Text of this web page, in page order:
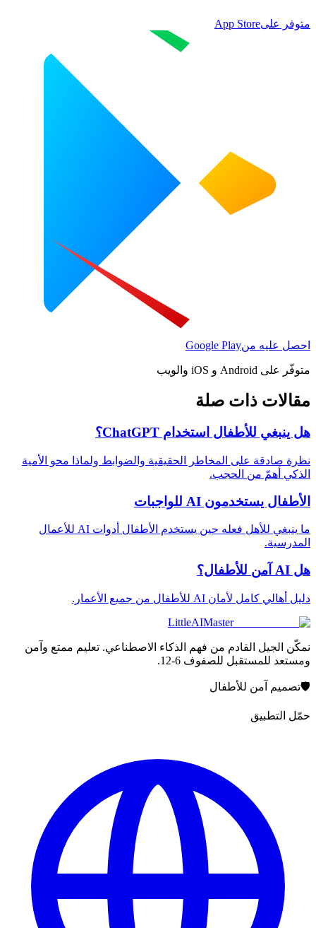
متوفر علىApp Store
احصل عليه منGoogle Play
متوفّر على Android و iOS والويب
مقالات ذات صلة
هل ينبغي للأطفال استخدام ChatGPT؟
نظرة صادقة على المخاطر الحقيقية والضوابط ولماذا محو الأمية
الذكي أهمّ من الحجب.
الأطفال يستخدمون AI للواجبات
ما ينبغي للأهل فعله حين يستخدم الأطفال أدوات AI للأعمال
المدرسية.
هل AI آمن للأطفال؟
دليل أهالي كامل لأمان AI للأطفال من جميع الأعمار.
LittleAIMaster
نمكّن الجيل القادم من فهم الذكاء الاصطناعي. تعليم ممتع وآمن
ومستعد للمستقبل للصفوف 6-12.
🛡️تصميم آمن للأطفال
حمّل التطبيق